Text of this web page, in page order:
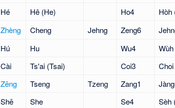
Hé Hê (He) Ho4
Hòh
Zhèng Cheng Jehng Zeng6
Hú Hu Wu4
Cài Ts'ai (Tsai) Coi3
Zēng Tseng Tzeng Zang1
Shē She Se4
Sèh